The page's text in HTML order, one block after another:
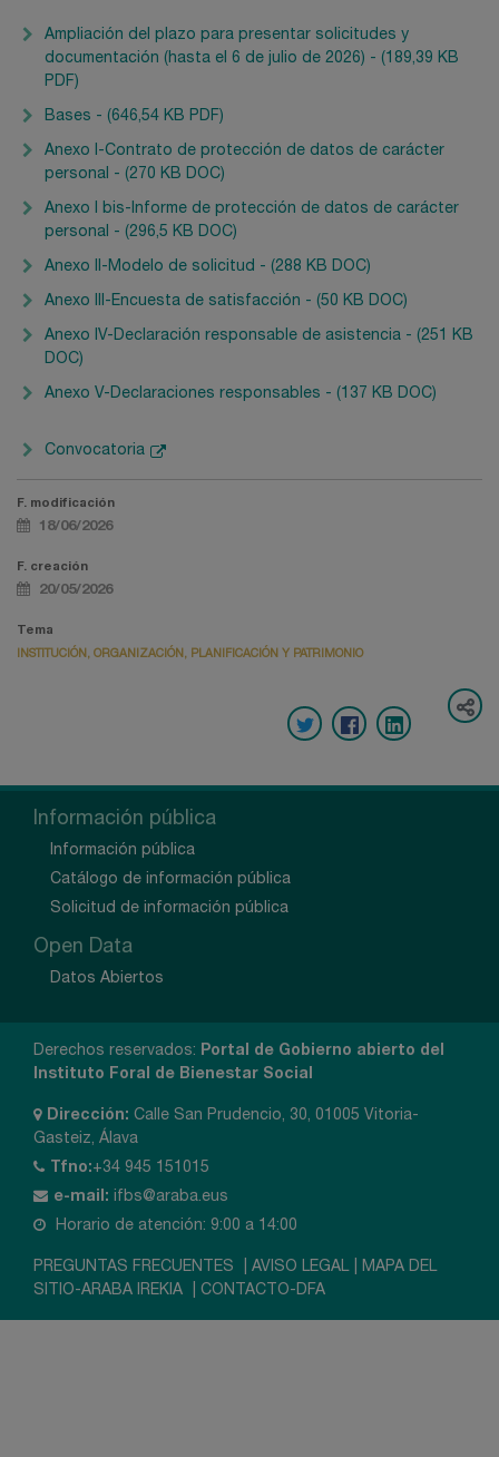
Ampliación del plazo para presentar solicitudes y
documentación (hasta el 6 de julio de 2026) - (189,39 KB
PDF)
Bases - (646,54 KB PDF)
Anexo I-Contrato de protección de datos de carácter
personal - (270 KB DOC)
Anexo I bis-Informe de protección de datos de carácter
personal - (296,5 KB DOC)
Anexo II-Modelo de solicitud - (288 KB DOC)
Anexo III-Encuesta de satisfacción - (50 KB DOC)
Anexo IV-Declaración responsable de asistencia - (251 KB
DOC)
Anexo V-Declaraciones responsables - (137 KB DOC)
Convocatoria
F. modificación
18/06/2026
F. creación
20/05/2026
Tema
INSTITUCIÓN, ORGANIZACIÓN, PLANIFICACIÓN Y PATRIMONIO
Información pública
Información pública
Catálogo de información pública
Solicitud de información pública
Open Data
Datos Abiertos
Derechos reservados:
Portal de Gobierno abierto del
Instituto Foral de Bienestar Social
Dirección: Calle San Prudencio, 30, 01005 Vitoria-
Gasteiz, Álava
Tfno:+34 945 151015
e-mail:
ifbs@araba.eus
Horario de atención: 9:00 a 14:00
PREGUNTAS FRECUENTES AVISO LEGAL
MAPA DEL
SITIO-ARABA IREKIA
CONTACTO-DFA